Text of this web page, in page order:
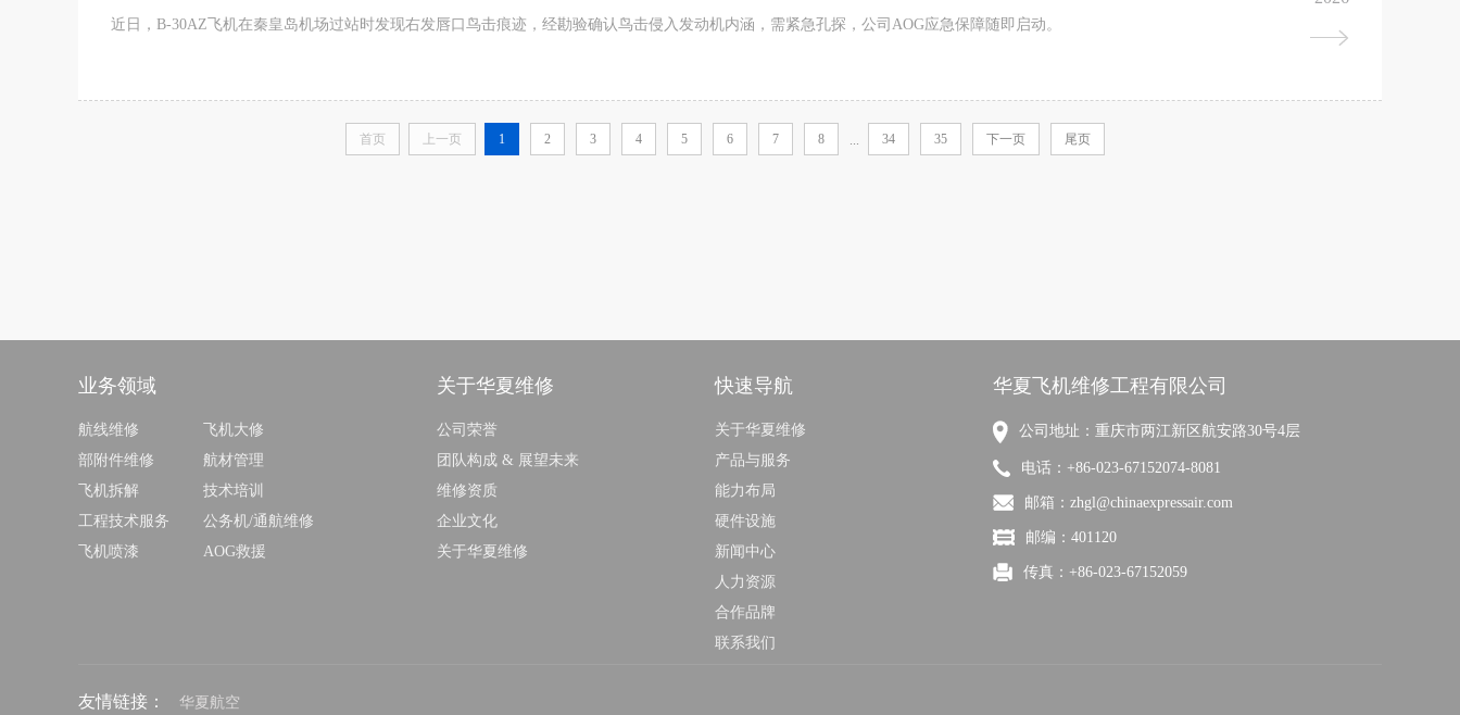
近日，B-30AZ飞机在秦皇岛机场过站时发现右发唇口鸟击痕迹，经勘验确认鸟击侵入发动机内涵，需紧急孔探，公司AOG应急保障随即启动。
首页 上一页 1 2 3 4 5 6 7 8 34 35 下一页 尾页
业务领域
航线维修
飞机大修
部附件维修
航材管理
飞机拆解
技术培训
工程技术服务
公务机/通航维修
飞机喷漆
AOG救援
关于华夏维修
公司荣誉
团队构成 & 展望未来
维修资质
企业文化
关于华夏维修
快速导航
关于华夏维修
产品与服务
能力布局
硬件设施
新闻中心
人力资源
合作品牌
联系我们
华夏飞机维修工程有限公司
公司地址：重庆市两江新区航安路30号4层
电话：+86-023-67152074-8081
邮箱：zhgl@chinaexpressair.com
邮编：401120
传真：+86-023-67152059
友情链接： 华夏航空